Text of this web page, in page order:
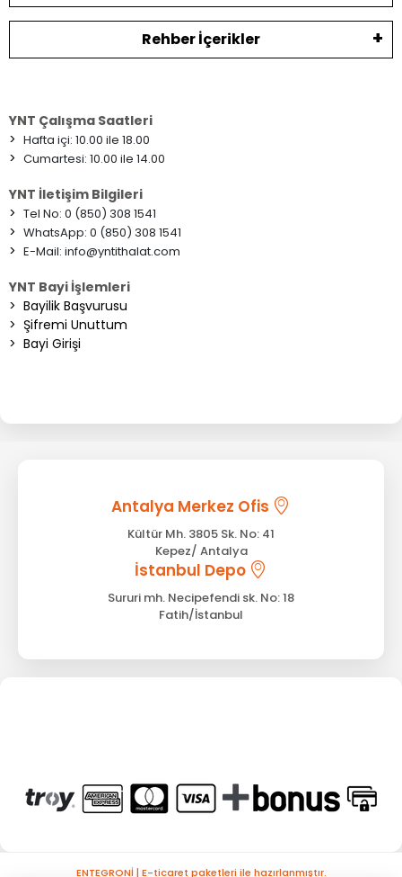
Rehber İçerikler
YNT Çalışma Saatleri
> Hafta içi: 10.00 ile 18.00
> Cumartesi: 10.00 ile 14.00
YNT İletişim Bilgileri
> Tel No: 0 (850) 308 1541
> WhatsApp: 0 (850) 308 1541
> E-Mail: info@yntithalat.com
YNT Bayi İşlemleri
> Bayilik Başvurusu
> Şifremi Unuttum
> Bayi Girişi
Antalya Merkez Ofis
Kültür Mh. 3805 Sk. No: 41
Kepez/ Antalya
İstanbul Depo
Sururi mh. Necipefendi sk. No: 18
Fatih/İstanbul
ENTEGRONİ | E-ticaret paketleri ile hazırlanmıştır.